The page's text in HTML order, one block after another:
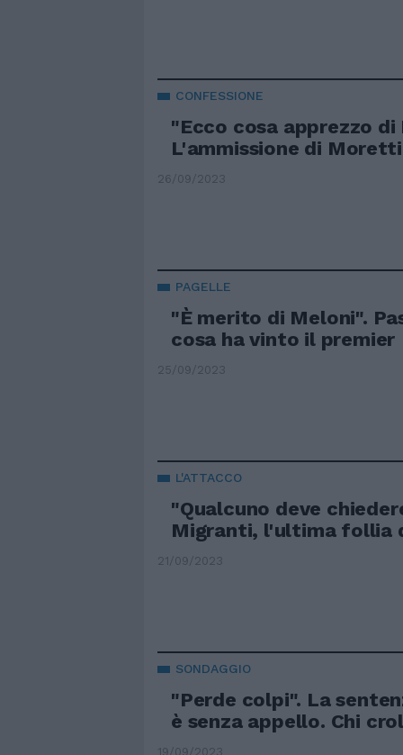
CONFESSIONE
"Ecco cosa apprezzo di
L'ammissione di
26/09/2023
PAGELLE
"È merito di Meloni".
cosa ha vinto il premier
25/09/2023
L'ATTACCO
"Qualcuno deve
Migranti, l'ultima follia
21/09/2023
SONDAGGIO
"Perde colpi". La
è senza appello. Chi
19/09/2023